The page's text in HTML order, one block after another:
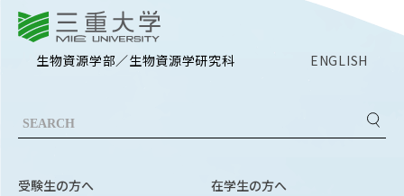
生物資源学部／生物資源学研究科 ENGLISH
受験生の方へ 在学生の方へ